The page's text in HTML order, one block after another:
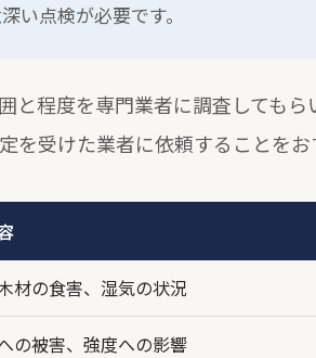
い点検が必要です。
程度を専門業者に調査しても
を受けた業者に依頼することを
材の食害、湿気の状況
の被害、強度への影響